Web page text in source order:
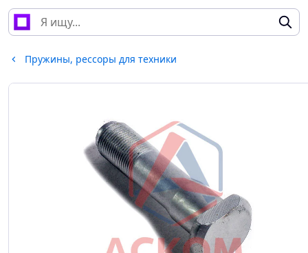
Пружины, рессоры для техники